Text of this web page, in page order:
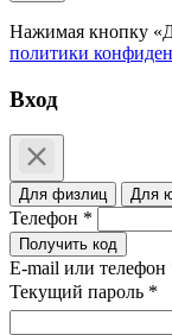
Нажимая кнопку
политики
Вход
Для физлиц Для
Телефон *
Получить код
E-mail или телефон
Текущий пароль *